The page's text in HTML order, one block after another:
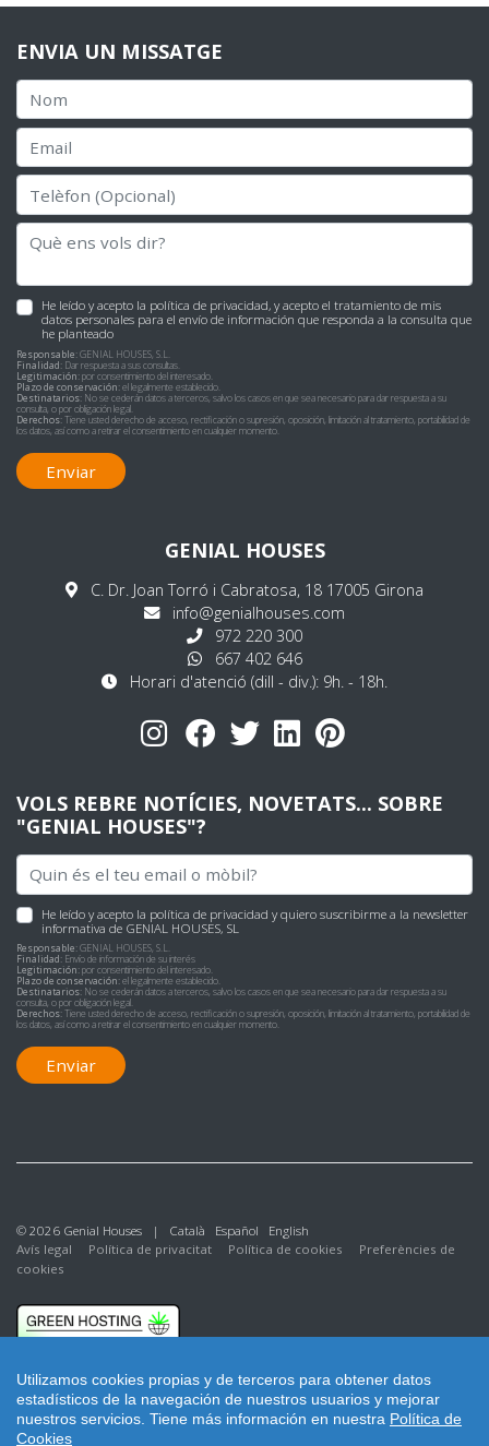
Utilizamos cookies propias y de terceros para obtener datos
estadísticos de la navegación de nuestros usuarios y mejorar
nuestros servicios. Tiene más información en nuestra Política de
Cookies
ENVIA UN MISSATGE
He leído y acepto la política de privacidad, y acepto el tratamiento de mis
datos personales para el envío de información que responda a la consulta que
he planteado
Responsable:GENIAL HOUSES, S.L.
Finalidad: Dar respuesta a sus consultas.
Legitimación:por consentimiento del interesado.
Plazo de conservación:el legalmente establecido.
Destinatarios: No se cederán datos a terceros, salvo los casos en que sea necesario para dar respuesta a su
consulta, o por obligación legal.
Derechos:Tiene usted derecho de acceso, rectificación o supresión, oposición, limitación al tratamiento, portabilidad de
los datos, así como a retirar el consentimiento en cualquier momento.
Enviar
GENIAL HOUSES
C. Dr. Joan Torró i Cabratosa, 18 17005 Girona
info@genialhouses.com
972 220 300
667 402 646
Horari d'atenció (dill - div.): 9h. - 18h.
VOLS REBRE NOTÍCIES, NOVETATS... SOBRE
"GENIAL HOUSES"?
He leído y acepto la política de privacidad y quiero suscribirme a la newsletter
informativa de GENIAL HOUSES, SL
Responsable:GENIAL HOUSES, S.L.
Finalidad: Envío de información de su interés
Legitimación:por consentimiento del interesado.
Plazo de conservación:el legalmente establecido.
Destinatarios: No se cederán datos a terceros, salvo los casos en que sea necesario para dar respuesta a su
consulta, o por obligación legal.
Derechos:Tiene usted derecho de acceso, rectificación o supresión, oposición, limitación al tratamiento, portabilidad de
los datos, así como a retirar el consentimiento en cualquier momento.
Enviar
© 2026 Genial Houses | Català Español
English
Avís legal
Política de privacitat Política de cookies
Preferències de
cookies